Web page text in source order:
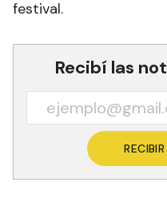
festival.
Recibí las